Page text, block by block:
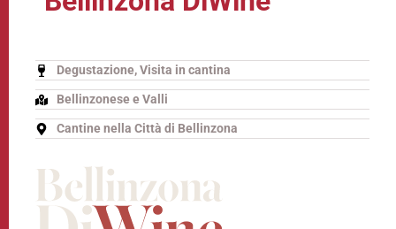
Degustazione, Visita in cantina
Bellinzonese e Valli
Cantine nella Città di Bellinzona